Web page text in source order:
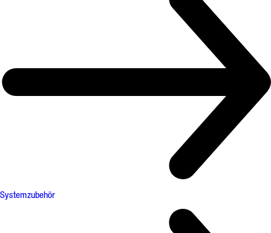
Systemzubehör